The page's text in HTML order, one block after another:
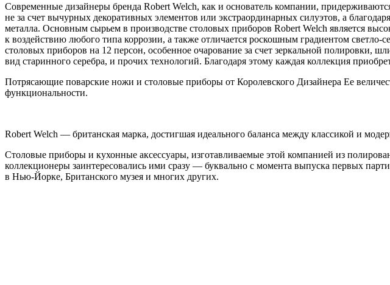
Современные дизайнеры бренда Robert Welch, как и основатель компании,
не за счет вычурных декоративных элементов или экстраординарных силуэтов, а
металла. Основным сырьем в производстве столовых приборов Robert Welch является
к воздействию любого типа коррозии, а также отличается роскошным градиентом
столовых приборов на 12 персон, особенное очарование за счет зеркальной полировки,
вид старинного серебра, и прочих технологий. Благодаря этому каждая коллекция
Потрясающие поварские ножи и столовые приборы от Королевского Дизайнера Ее
функциональности.
Robert Welch — британская марка, достигшая идеального баланса между классикой и
Столовые приборы и кухонные аксессуары, изготавливаемые этой компанией из
коллекционеры заинтересовались ими сразу — буквально с момента выпуска первых
в Нью-Йорке, Британского музея и многих других.